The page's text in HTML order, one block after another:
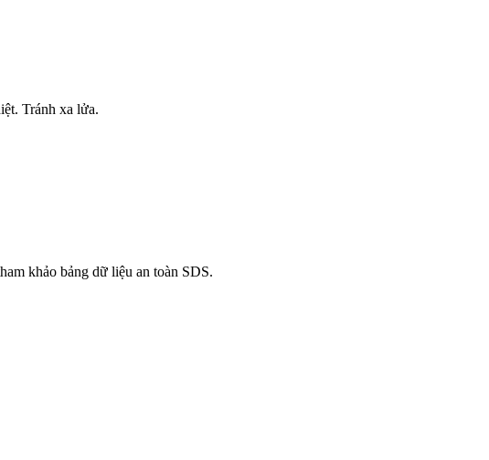
Tránh xa lửa.
khảo bảng dữ liệu an toàn SDS.